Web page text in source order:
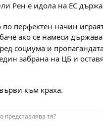
Рен е идола на ЕС
перфектен начин
ако се намеси
социума и
забрана на ЦБ и
към краха.
представлява тя?